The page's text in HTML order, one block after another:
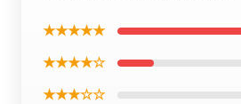
★★★★★
★★★★☆
★★★☆☆